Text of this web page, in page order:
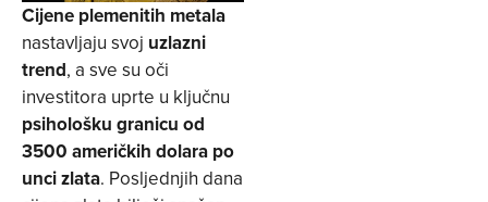
Cijene plemenitih metala
nastavljaju svoj uzlazni
trend, a sve su oči
investitora uprte u ključnu
psihološku granicu od
3500 američkih dolara po
unci zlata. Posljednjih dana